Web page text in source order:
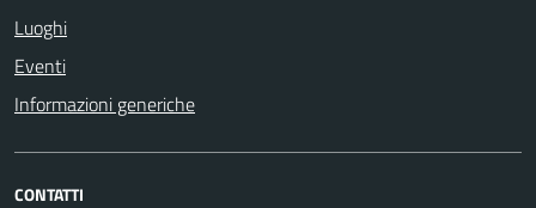
Luoghi
Eventi
Informazioni generiche
CONTATTI